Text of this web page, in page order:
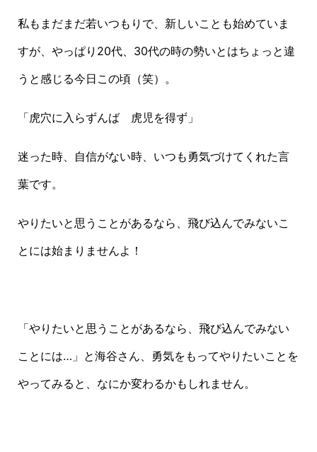
私もまだまだ若いつもりで、新しいことも始めていま
すが、やっぱり20代、30代の時の勢いとはちょっと違
うと感じる今日この頃（笑）。
「虎穴に入らずんば 虎児を得ず」
迷った時、自信がない時、いつも勇気づけてくれた言
葉です。
やりたいと思うことがあるなら、飛び込んでみないこ
とには始まりませんよ！
「やりたいと思うことがあるなら、飛び込んでみない
ことには…」と海谷さん、勇気をもってやりたいことを
やってみると、なにか変わるかもしれません。